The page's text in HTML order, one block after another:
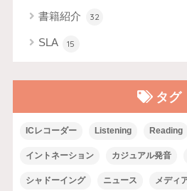
書籍紹介 32
SLA 15
タグ
ICレコーダー Listening Reading
イントネーション カジュアル発音
シャドーイング ニュース メディ